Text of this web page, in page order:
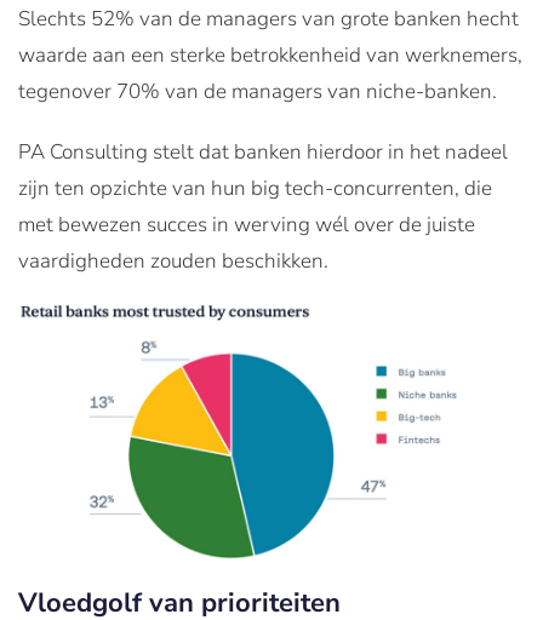
Slechts 52% van de managers van grote banken hecht
waarde aan een sterke betrokkenheid van werknemers,
tegenover 70% van de managers van niche-banken.
PA Consulting stelt dat banken hierdoor in het nadeel
zijn ten opzichte van hun big tech-concurrenten, die
met bewezen succes in werving wél over de juiste
vaardigheden zouden beschikken.
Vloedgolf van prioriteiten